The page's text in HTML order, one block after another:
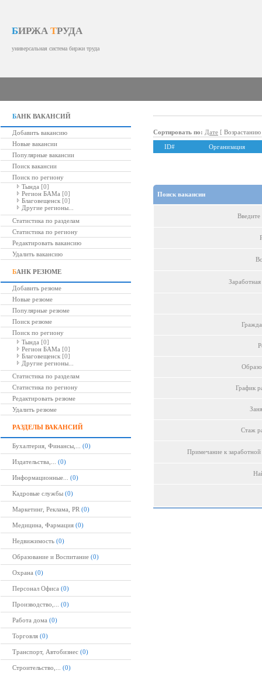
БИРЖА ТРУДА
универсальная система биржи труда
БАНК ВАКАНСИЙ
Добавить вакансию
Новые вакансии
Популярные вакансии
Поиск вакансии
Поиск по региону
Тында [0]
Регион БАМа [0]
Благовещенск [0]
Другие регионы...
Статистика по разделам
Статистика по региону
Редактировать вакансию
Удалить вакансию
БАНК РЕЗЮМЕ
Добавить резюме
Новые резюме
Популярные резюме
Поиск резюме
Поиск по региону
Тында [0]
Регион БАМа [0]
Благовещенск [0]
Другие регионы...
Статистика по разделам
Статистика по региону
Редактировать резюме
Удалить резюме
РАЗДЕЛЫ ВАКАНСИЙ
Бухалтерия, Финансы,... (0)
Издательства,... (0)
Информационные... (0)
Кадровые службы (0)
Маркетинг, Реклама, PR (0)
Медицина, Фармация (0)
Недвижимость (0)
Образование и Воспитание (0)
Охрана (0)
Персонал Офиса (0)
Производство,... (0)
Работа дома (0)
Торговля (0)
Транспорт, Автобизнес (0)
Строительство,... (0)
Сортировать по: Дате [ Возрастанию
ID# Организация
Поиск вакансии
Введите
Заработная
График
Стаж
Примечание к заработной